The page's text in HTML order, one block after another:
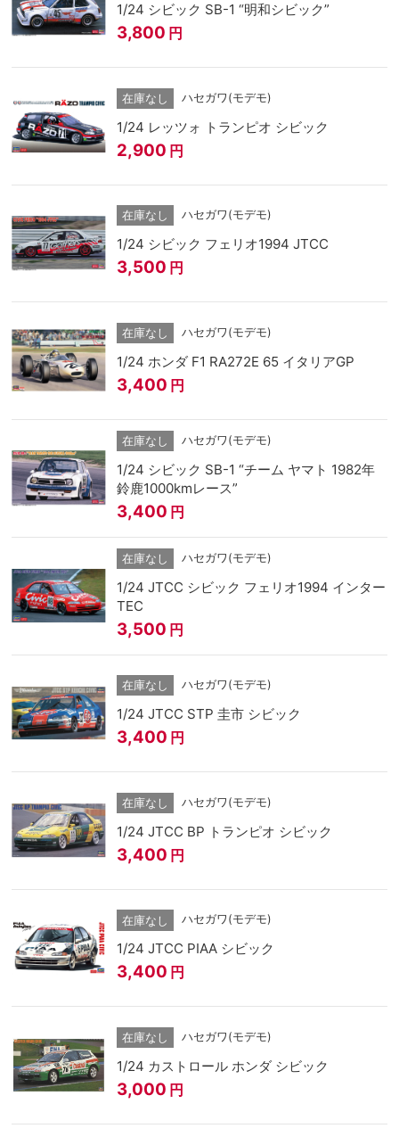
1/24 シビック SB-1 “明和シビック”
3,800 円
在庫なし ハセガワ(モデモ)
1/24 レッツォ トランピオ シビック
2,900 円
在庫なし ハセガワ(モデモ)
1/24 シビック フェリオ1994 JTCC
3,500 円
在庫なし ハセガワ(モデモ)
1/24 ホンダ F1 RA272E 65 イタリアGP
3,400 円
在庫なし ハセガワ(モデモ)
1/24 シビック SB-1 “チーム ヤマト 1982年
鈴鹿1000kmレース”
3,400 円
在庫なし ハセガワ(モデモ)
1/24 JTCC シビック フェリオ1994 インター
TEC
3,500 円
在庫なし ハセガワ(モデモ)
1/24 JTCC STP 圭市 シビック
3,400 円
在庫なし ハセガワ(モデモ)
1/24 JTCC BP トランピオ シビック
3,400 円
在庫なし ハセガワ(モデモ)
1/24 JTCC PIAA シビック
3,400 円
在庫なし ハセガワ(モデモ)
1/24 カストロール ホンダ シビック
3,000 円